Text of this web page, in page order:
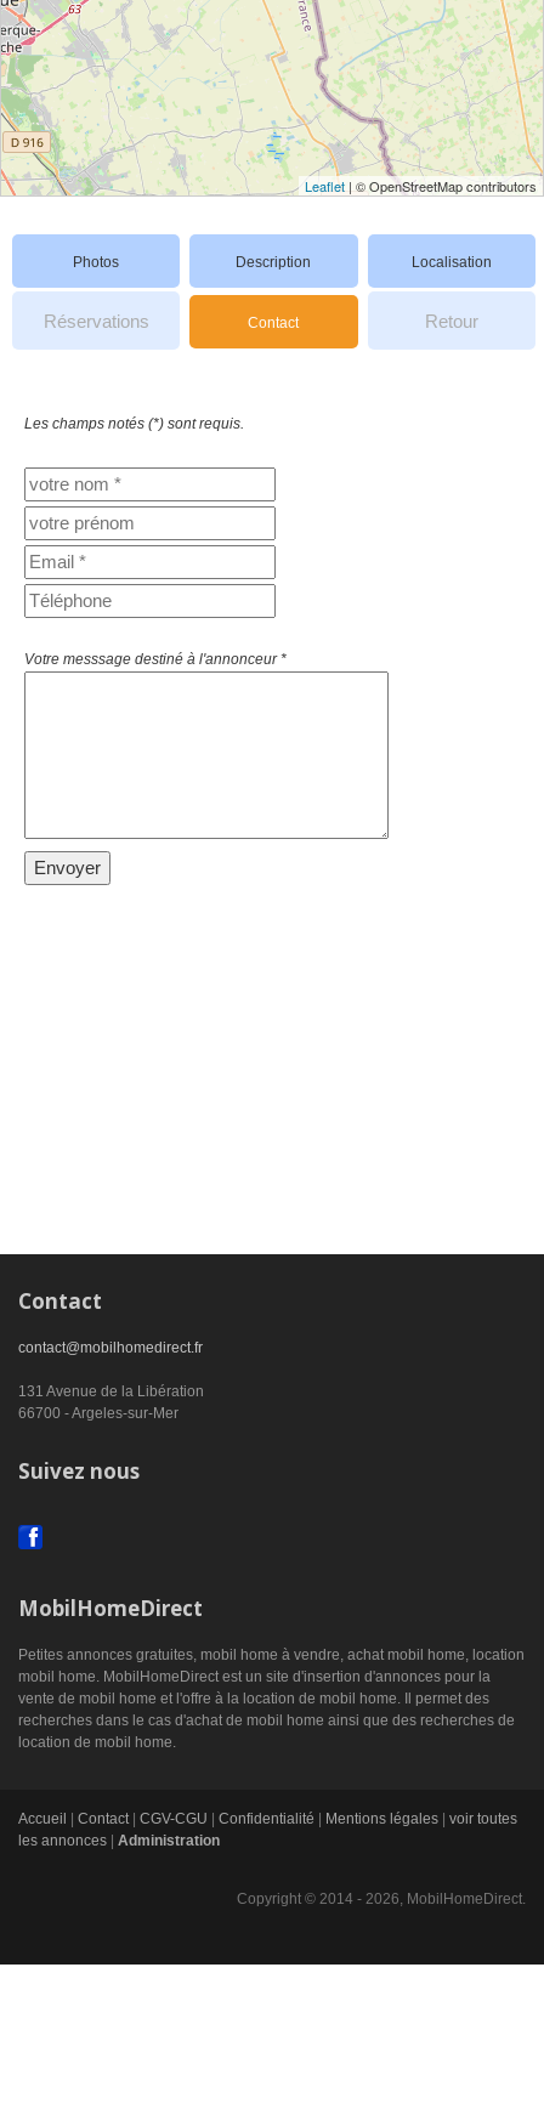
Leaflet | © OpenStreetMap contributors
Photos Description Localisation
Réservations Contact Retour
Les champs notés (*) sont requis.
Votre messsage destiné à l'annonceur *
Contact
contact@mobilhomedirect.fr
131 Avenue de la Libération
66700 - Argeles-sur-Mer
Suivez nous
MobilHomeDirect
Petites annonces gratuites, mobil home à vendre, achat mobil home, location
mobil home. MobilHomeDirect est un site d'insertion d'annonces pour la
vente de mobil home et l'offre à la location de mobil home. Il permet des
recherches dans le cas d'achat de mobil home ainsi que des recherches de
location de mobil home.
Accueil Contact| CGV-CGU Confidentialité Mentions légales
voir toutes
les annonces
Administration
Copyright © 2014 - 2026, MobilHomeDirect.